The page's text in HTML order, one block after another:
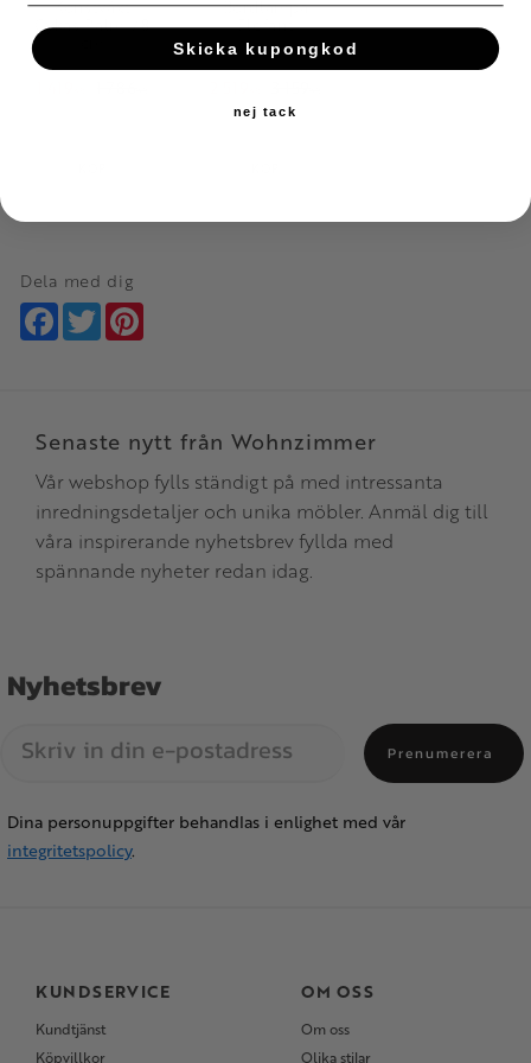
Konstväxt
Cykas Palm, 78
Bordlampa
Elefant
Dela med dig
Facebook
Twitter
Senaste nytt från Wohnzimmer
Vår webshop fylls ständigt på med intressanta
inredningsdetaljer och unika möbler. Anmäl dig till
våra inspirerande nyhetsbrev fyllda med
spännande nyheter redan idag.
Nyhetsbrev
Prenumerera
Dina personuppgifter behandlas i enlighet med vår
integritetspolicy.
KUNDSERVICE
Kundtjänst
Köpvillkor
OM OSS
Om oss
Olika stilar
Skicka kupongkod
nej tack